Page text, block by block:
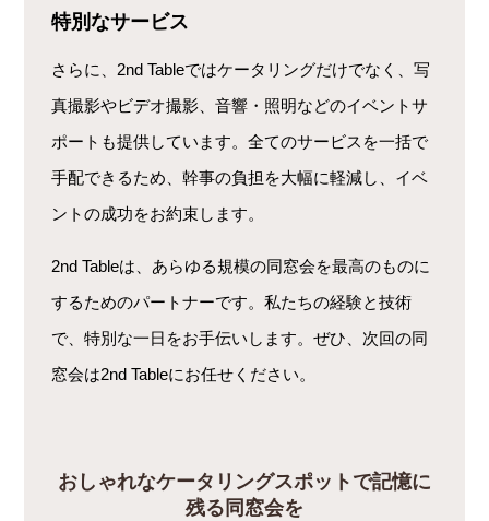
特別なサービス
さらに、2nd Tableではケータリングだけでなく、写
真撮影やビデオ撮影、音響・照明などのイベントサ
ポートも提供しています。全てのサービスを一括で
手配できるため、幹事の負担を大幅に軽減し、イベ
ントの成功をお約束します。
2nd Tableは、あらゆる規模の同窓会を最高のものに
するためのパートナーです。私たちの経験と技術
で、特別な一日をお手伝いします。ぜひ、次回の同
窓会は2nd Tableにお任せください。
おしゃれなケータリングスポットで記憶に
残る同窓会を